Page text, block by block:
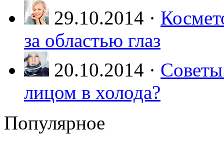
29.10.2014 ·
за областью глаз
20.10.2014 ·
лицом в холода?
Популярное